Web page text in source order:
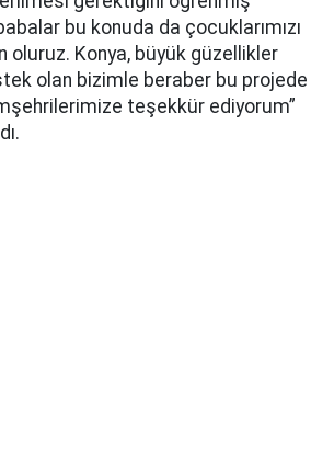
bu konuda da çocuklarımızı
oluruz. Konya, büyük güzellikler
olan bizimle beraber bu projede
teşekkür ediyorum”